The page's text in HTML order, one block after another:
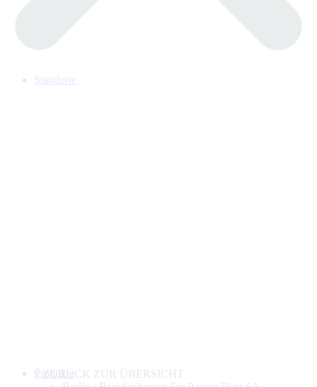
Standorte
ZURÜCK ZUR ÜBERSICHT
Produkte